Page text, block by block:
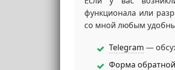
функционала или
со мной любым
Telegram —
Форма